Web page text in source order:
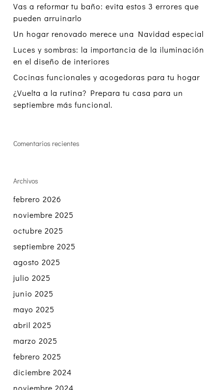
Vas a reformar tu baño: evita estos 3 errores que
pueden arruinarlo
Un hogar renovado merece una Navidad especial
Luces y sombras: la importancia de la iluminación
en el diseño de interiores
Cocinas funcionales y acogedoras para tu hogar
¿Vuelta a la rutina? Prepara tu casa para un
septiembre más funcional.
Comentarios recientes
Archivos
febrero 2026
noviembre 2025
octubre 2025
septiembre 2025
agosto 2025
julio 2025
junio 2025
mayo 2025
abril 2025
marzo 2025
febrero 2025
diciembre 2024
noviembre 2024